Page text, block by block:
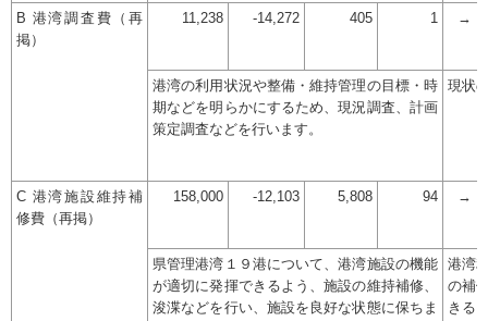
B 港湾調査費（再
掲）
11,238 -14,272 405 1 →
港湾の利用状況や整備・維持管理の目標・時
期などを明らかにするため、現況調査、計画
策定調査などを行います。
現状
C 港湾施設維持補
修費（再掲）
158,000 -12,103 5,808 94 →
県管理港湾１９港について、港湾施設の機能
が適切に発揮できるよう、施設の維持補修、
浚渫などを行い、施設を良好な状態に保ちま
港湾
の補
きる